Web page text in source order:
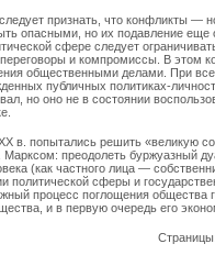
признать, что конфликты —
опасными, но их подавление
сфере следует
и компромиссы. В этом
общественными делами. При
публичных политиках-
но оно не в состоянии
в. попытались решить «великую
преодолеть буржуазный
(как частного лица —
политической сферы и
процесс поглощения общества
и в первую очередь его
Страницы: